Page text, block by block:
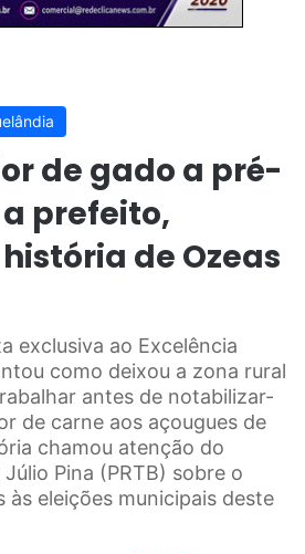
de gado a pré-
prefeito,
de Ozeas
exclusiva ao Excelência
como deixou a zona rural
antes de notabilizar-
de carne aos açougues de
chamou atenção do
Pina (PRTB) sobre o
às eleições municipais deste